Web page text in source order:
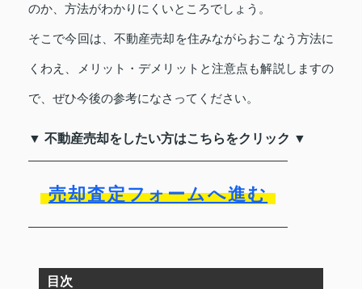
のか、方法がわかりにくいところでしょう。
そこで今回は、不動産売却を住みながらおこなう方法に
くわえ、メリット・デメリットと注意点も解説しますの
で、ぜひ今後の参考になさってください。
▼ 不動産売却をしたい方はこちらをクリック ▼
売却査定フォームへ進む
目次